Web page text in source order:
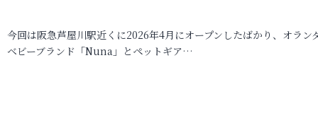
今回は阪急芦屋川駅近くに2026年4月にオープンしたばかり、オラン
ベビーブランド「Nuna」とペットギア…